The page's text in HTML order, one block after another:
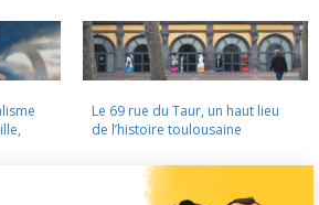
Le 69 rue du Taur, un haut lieu
de l’histoire toulousaine